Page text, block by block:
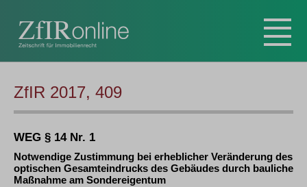
ZfIR 2017, 409
WEG § 14 Nr. 1
Notwendige Zustimmung bei erheblicher Veränderung des
optischen Gesamteindrucks des Gebäudes durch bauliche
Maßnahme am Sondereigentum